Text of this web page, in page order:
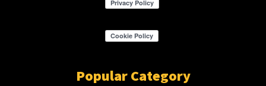
Popular Category